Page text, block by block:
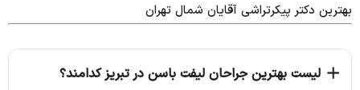
بهترین دکتر پیکرتراشی آقایان شمال تهران
لیست بهترین جراحان لیفت باسن در تبریز کدامند؟